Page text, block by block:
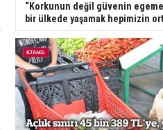
“Korkunun değil güvenin
bir ülkede yaşamak hepimizin